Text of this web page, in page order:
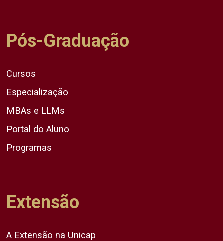
Pós-Graduação
Cursos
Especialização
MBAs e LLMs
Portal do Aluno
Programas
Extensão
A Extensão na Unicap